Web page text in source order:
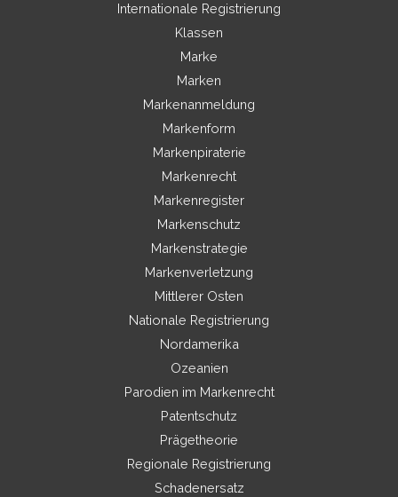
Internationale Registrierung
Klassen
Marke
Marken
Markenanmeldung
Markenform
Markenpiraterie
Markenrecht
Markenregister
Markenschutz
Markenstrategie
Markenverletzung
Mittlerer Osten
Nationale Registrierung
Nordamerika
Ozeanien
Parodien im Markenrecht
Patentschutz
Prägetheorie
Regionale Registrierung
Schadenersatz